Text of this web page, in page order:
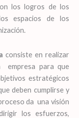
los logros de los
espacios de los
consiste en realizar
empresa para que
estratégicos
deben cumplirse y
da una visión
los esfuerzos,